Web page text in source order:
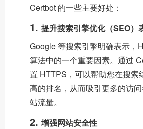
Certbot 的一些主要好处：
1. 提升搜索引擎优化（SEO）
Google 等搜索引擎明确表示，
算法中的一个重要因素。通过
置 HTTPS，可以帮助您在搜索
高的排名，从而吸引更多的访
站流量。
2. 增强网站安全性